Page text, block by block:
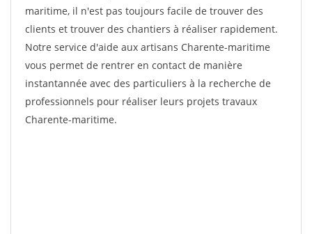
maritime, il n'est pas toujours facile de trouver des
clients et trouver des chantiers à réaliser rapidement.
Notre service d'aide aux artisans Charente-maritime
vous permet de rentrer en contact de manière
instantannée avec des particuliers à la recherche de
professionnels pour réaliser leurs projets travaux
Charente-maritime.